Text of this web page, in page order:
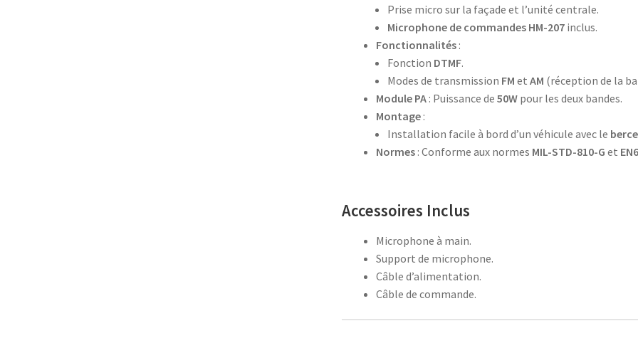
Prise micro sur la façade et l’unité centrale.
Microphone de commandes HM-207 inclus.
Fonctionnalités :
Fonction DTMF.
Modes de transmission FM etAM (réception de la
Module PA : Puissance de50W pour les deux bandes.
Montage :
Installation facile à bord d’un véhicule avec le
Normes : Conforme aux normes MIL-STD-810-G et
Accessoires Inclus
Microphone à main.
Support de microphone.
Câble d’alimentation.
Câble de commande.